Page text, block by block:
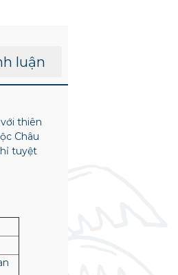
luận
thiên
Châu
tuyệt